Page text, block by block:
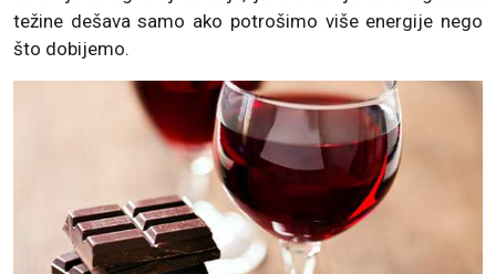
težine dešava samo ako potrošimo više energije nego
što dobijemo.